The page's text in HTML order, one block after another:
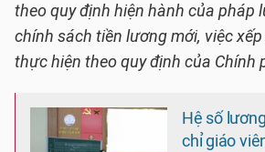
theo quy định hiện hành của pháp
chính sách tiền lương mới, việc
thực hiện theo quy định của Chính
Hệ số
chỉ giáo